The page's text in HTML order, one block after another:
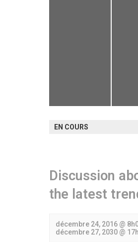
EN COURS
Discussion
the latest
décembre 24, 2016 @
décembre 27, 2030 @